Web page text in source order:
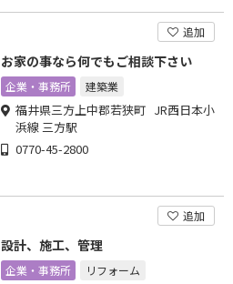
追加
お家の事なら何でもご相談下さい
企業・事務所 建築業
福井県三方上中郡若狭町 JR西日本小
浜線 三方駅
0770-45-2800
追加
設計、施工、管理
企業・事務所 リフォーム